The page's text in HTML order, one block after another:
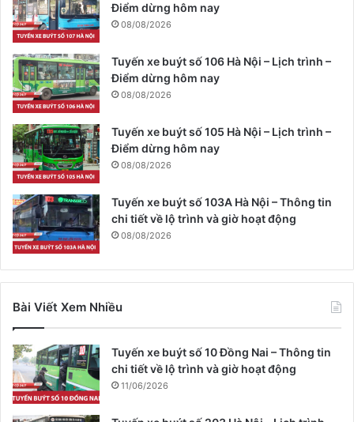
Điểm dừng hôm nay
08/08/2026
Tuyến xe buýt số 106 Hà Nội – Lịch trình –
Điểm dừng hôm nay
08/08/2026
Tuyến xe buýt số 105 Hà Nội – Lịch trình –
Điểm dừng hôm nay
08/08/2026
Tuyến xe buýt số 103A Hà Nội – Thông tin
chi tiết về lộ trình và giờ hoạt động
08/08/2026
Bài Viết Xem Nhiều
Tuyến xe buýt số 10 Đồng Nai – Thông tin
chi tiết về lộ trình và giờ hoạt động
11/06/2026